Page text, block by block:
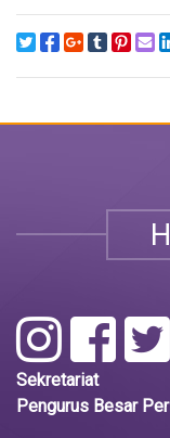
Sekretariat
Pengurus Besar